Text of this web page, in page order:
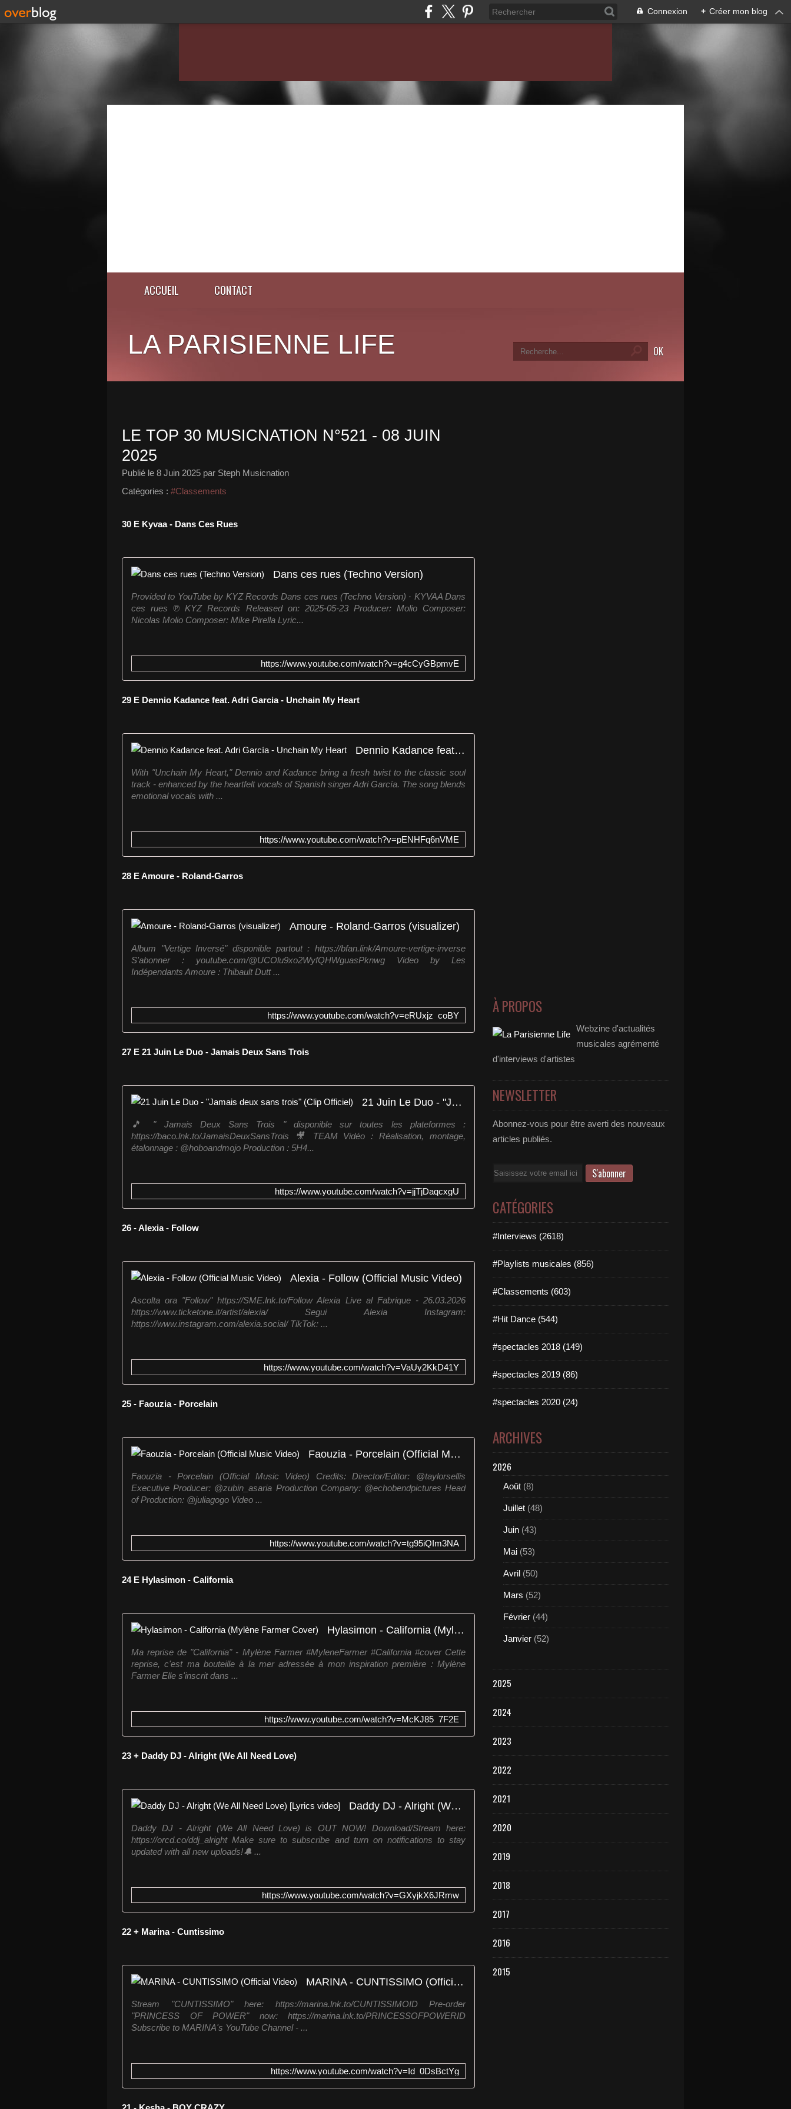
Connexion + Créer mon blog
ACCUEIL CONTACT
LA PARISIENNE LIFE
LE TOP 30 MUSICNATION N°521 - 08 JUIN
2025
Publié le 8 Juin 2025 par Steph Musicnation
Catégories : #Classements
30 E Kyvaa - Dans Ces Rues
Dans ces rues (Techno Version)
Provided to YouTube by KYZ Records Dans ces rues (Techno Version) · KYVAA Dans
ces rues ℗ KYZ Records Released on: 2025-05-23 Producer: Molio Composer:
Nicolas Molio Composer: Mike Pirella Lyric...
https://www.youtube.com/watch?v=g4cCyGBpmvE
29 E Dennio Kadance feat. Adri Garcia - Unchain My Heart
Dennio Kadance feat. Adri García - Unchain My Heart
With "Unchain My Heart," Dennio and Kadance bring a fresh twist to the classic soul
track - enhanced by the heartfelt vocals of Spanish singer Adri García. The song blends
emotional vocals with ...
https://www.youtube.com/watch?v=pENHFq6nVME
28 E Amoure - Roland-Garros
Amoure - Roland-Garros (visualizer)
Album "Vertige Inversé" disponible partout : https://bfan.link/Amoure-vertige-inverse
S'abonner : youtube.com/@UCOlu9xo2WyfQHWguasPknwg Video by Les
Indépendants Amoure : Thibault Dutt ...
https://www.youtube.com/watch?v=eRUxjz_coBY
27 E 21 Juin Le Duo - Jamais Deux Sans Trois
21 Juin Le Duo - "Jamais deux sans trois" (Clip Officiel)
🎵 " Jamais Deux Sans Trois " disponible sur toutes les plateformes :
https://baco.lnk.to/JamaisDeuxSansTrois 🎥 TEAM Vidéo : Réalisation, montage,
étalonnage : @hoboandmojo Production : 5H4...
https://www.youtube.com/watch?v=jjTjDaqcxgU
26 - Alexia - Follow
Alexia - Follow (Official Music Video)
Ascolta ora "Follow" https://SME.lnk.to/Follow Alexia Live al Fabrique - 26.03.2026
https://www.ticketone.it/artist/alexia/ Segui Alexia Instagram:
https://www.instagram.com/alexia.social/ TikTok: ...
https://www.youtube.com/watch?v=VaUy2KkD41Y
25 - Faouzia - Porcelain
Faouzia - Porcelain (Official Music Video)
Faouzia - Porcelain (Official Music Video) Credits: Director/Editor: @taylorsellis
Executive Producer: @zubin_asaria Production Company: @echobendpictures Head
of Production: @juliagogo Video ...
https://www.youtube.com/watch?v=tg95iQIm3NA
24 E Hylasimon - California
Hylasimon - California (Mylène Farmer Cover)
Ma reprise de "California" - Mylène Farmer #MyleneFarmer #California #cover Cette
reprise, c'est ma bouteille à la mer adressée à mon inspiration première : Mylène
Farmer Elle s'inscrit dans ...
https://www.youtube.com/watch?v=McKJ85_7F2E
23 + Daddy DJ - Alright (We All Need Love)
Daddy DJ - Alright (We All Need Love) [Lyrics video]
Daddy DJ - Alright (We All Need Love) is OUT NOW! Download/Stream here:
https://orcd.co/ddj_alright Make sure to subscribe and turn on notifications to stay
updated with all new uploads!🔔 ...
https://www.youtube.com/watch?v=GXyjkX6JRmw
22 + Marina - Cuntissimo
MARINA - CUNTISSIMO (Official Video)
Stream "CUNTISSIMO" here: https://marina.lnk.to/CUNTISSIMOID Pre-order
"PRINCESS OF POWER" now: https://marina.lnk.to/PRINCESSOFPOWERID
Subscribe to MARINA's YouTube Channel - ...
https://www.youtube.com/watch?v=Id_0DsBctYg
À PROPOS
Webzine d'actualités
musicales agrémenté
d'interviews d'artistes
NEWSLETTER
Abonnez-vous pour être averti des nouveaux
articles publiés.
Email
CATÉGORIES
#Interviews (2618)
#Playlists musicales (856)
#Classements (603)
#Hit Dance (544)
#spectacles 2018 (149)
#spectacles 2019 (86)
#spectacles 2020 (24)
ARCHIVES
2026
Août (8)
Juillet (48)
Juin (43)
Mai (53)
Avril (50)
Mars (52)
Février (44)
Janvier (52)
2025
2024
2023
2022
2021
2020
2019
2018
2017
2016
2015